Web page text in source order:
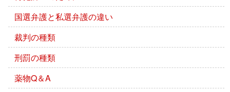
国選弁護と私選弁護の違い
裁判の種類
刑罰の種類
薬物Q＆A